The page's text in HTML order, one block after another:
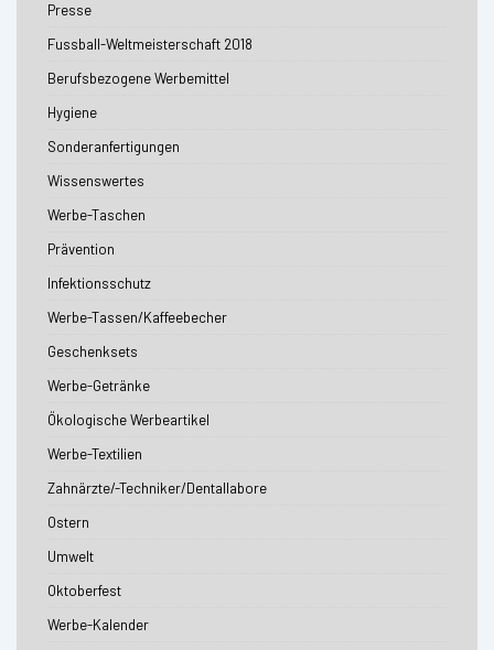
Presse
Fussball-Weltmeisterschaft 2018
Berufsbezogene Werbemittel
Hygiene
Sonderanfertigungen
Wissenswertes
Werbe-Taschen
Prävention
Infektionsschutz
Werbe-Tassen/Kaffeebecher
Geschenksets
Werbe-Getränke
Ökologische Werbeartikel
Werbe-Textilien
Zahnärzte/-Techniker/Dentallabore
Ostern
Umwelt
Oktoberfest
Werbe-Kalender